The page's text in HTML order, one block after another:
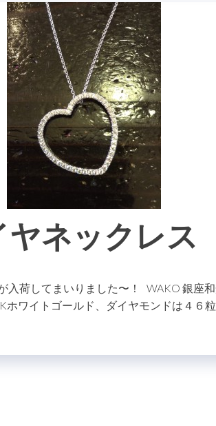
ネックレス
入荷してまいりました〜！ WAKO 銀座
ホワイトゴールド、ダイヤモンドは４６